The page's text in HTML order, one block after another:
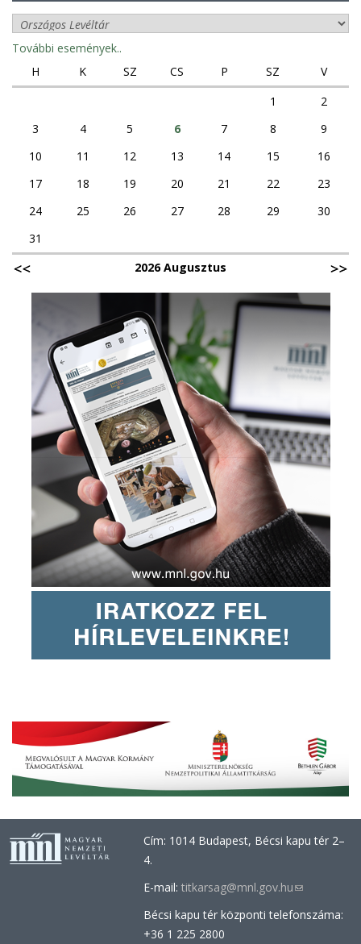
További események..
H
K SZ CS P SZ
V
1
2
3
4 5 6 7 8
9
10
11 12 13 14 15
16
17
18 19 20 21 22
23
24
25 26 27 28 29
30
31
2026 Augusztus
Cím: 1014 Budapest, Bécsi kapu tér 2–
4.
E-mail:titkarsag@mnl.gov.hu(link
sends
Bécsi kapu tér központi telefonszáma:
+36 1 225 2800